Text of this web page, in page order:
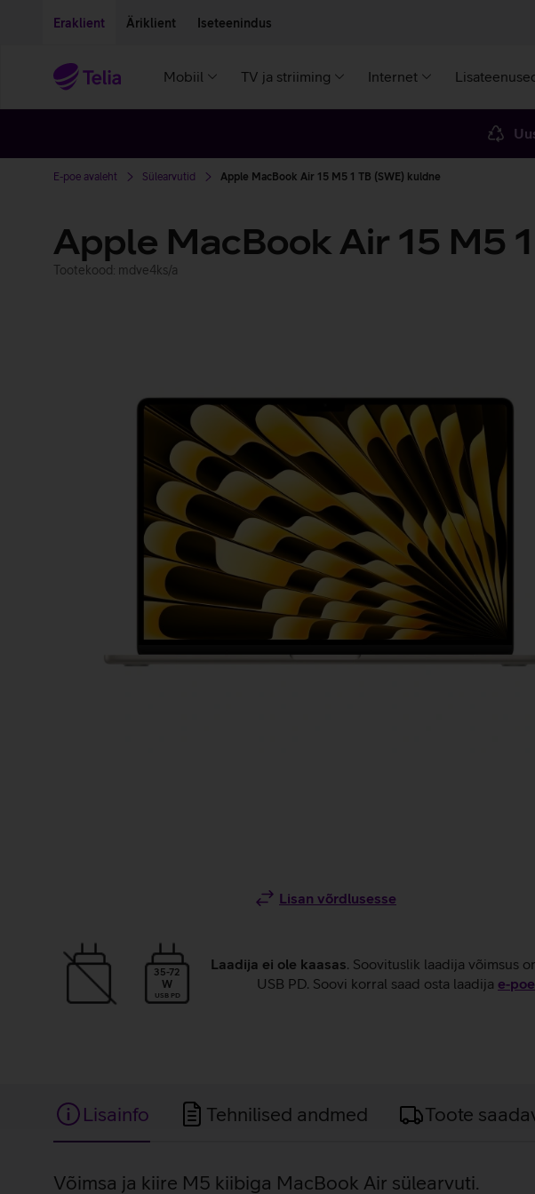
Eraklient Äriklient Iseteenindus
Mobiil TV ja striiming Internet
E-poe avaleht Sülearvutid Apple MacBook Air 15 M5 1 TB (SWE) kuldne
Apple MacBook Air 15 M5
Tootekood: mdve4ks/a
Lisan võrdlusesse
35-72
W
USB PD
Laadija ei ole kaasas. Soovituslik laadija võimsus
USB PD. Soovi korral saad osta laadija
Lisainfo Tehnilised andmed Toote
Võimsa ja kiire M5 kiibiga MacBook Air sülearvuti.